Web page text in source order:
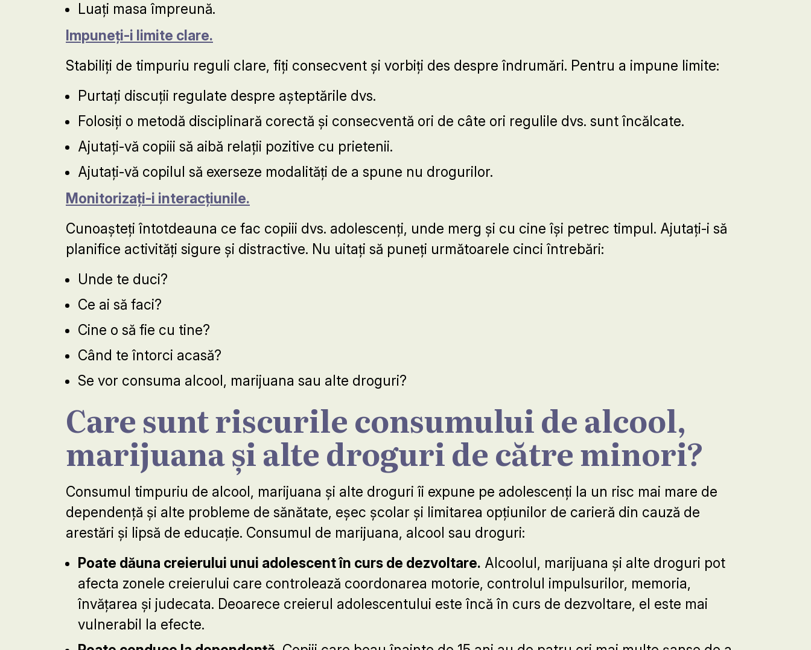
Luați masa împreună.
Impuneți-i limite clare.
Stabiliți de timpuriu reguli clare, fiți consecvent și vorbiți des despre îndrumări. Pentru a impune limite:
Purtați discuții regulate despre așteptările dvs.
Folosiți o metodă disciplinară corectă și consecventă ori de câte ori regulile dvs. sunt încălcate.
Ajutați-vă copiii să aibă relații pozitive cu prietenii.
Ajutați-vă copilul să exerseze modalități de a spune nu drogurilor.
Monitorizați-i interacțiunile.
Cunoașteți întotdeauna ce fac copiii dvs. adolescenți, unde merg și cu cine își petrec timpul. Ajutați-i să
planifice activități sigure și distractive. Nu uitați să puneți următoarele cinci întrebări:
Unde te duci?
Ce ai să faci?
Cine o să fie cu tine?
Când te întorci acasă?
Se vor consuma alcool, marijuana sau alte droguri?
Care sunt riscurile consumului de alcool,
marijuana și alte droguri de către minori?
Consumul timpuriu de alcool, marijuana și alte droguri îi expune pe adolescenți la un risc mai mare de
dependență și alte probleme de sănătate, eșec școlar și limitarea opțiunilor de carieră din cauză de
arestări și lipsă de educație. Consumul de marijuana, alcool sau droguri:
Poate dăuna creierului unui adolescent în curs de dezvoltare. Alcoolul, marijuana și alte droguri pot
afecta zonele creierului care controlează coordonarea motorie, controlul impulsurilor, memoria,
învățarea și judecata. Deoarece creierul adolescentului este încă în curs de dezvoltare, el este mai
vulnerabil la efecte.